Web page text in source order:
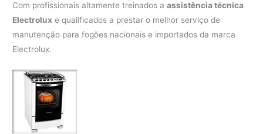
Com profissionais altamente treinados aassistência técnica
Electrolux e qualificados a prestar o melhor serviço de
manutenção para fogões nacionais e importados da marca
Electrolux.